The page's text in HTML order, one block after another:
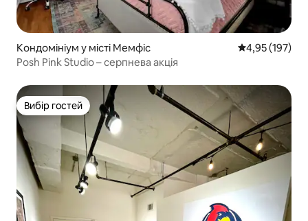
Кондомініум у місті Мемфіс Середня
4,95 (197)
Posh Pink Studio – серпнева акція
Вибір гостей
Вибір гостей